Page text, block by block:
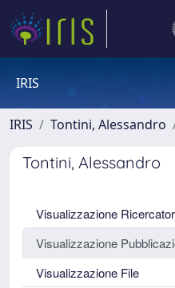
IRIS
IRIS Tontini, Alessandro
Tontini, Alessandro
Visualizzazione
Visualizzazione
Visualizzazione File